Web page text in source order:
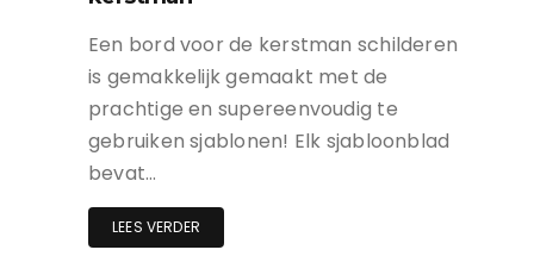
Een bord voor de kerstman schilderen
is gemakkelijk gemaakt met de
prachtige en supereenvoudig te
gebruiken sjablonen! Elk sjabloonblad
bevat…
LEES VERDER